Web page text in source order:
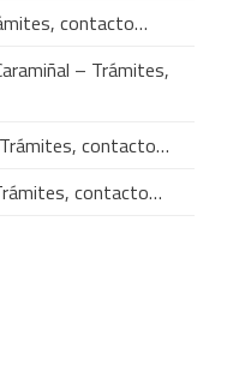
contacto…
– Trámites,
contacto…
contacto…